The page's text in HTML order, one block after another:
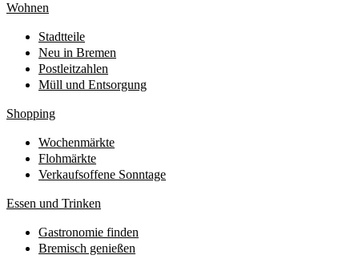
Wohnen
Stadtteile
Neu in Bremen
Postleitzahlen
Müll und Entsorgung
Shopping
Wochenmärkte
Flohmärkte
Verkaufsoffene Sonntage
Essen und Trinken
Gastronomie finden
Bremisch genießen